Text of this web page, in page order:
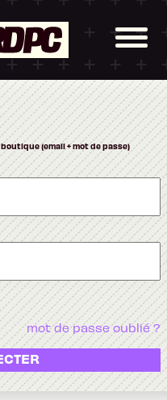
(email + mot de passe)
mot de passe oublié ?